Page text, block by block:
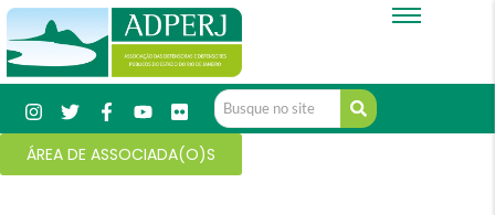
ÁREA DE ASSOCIADA(O)S